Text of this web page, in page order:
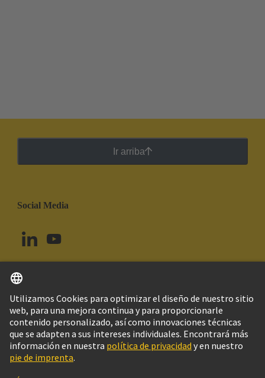
Ir arriba
Social Media
Uruguay Español
© Grupo Tecnológico HARTING